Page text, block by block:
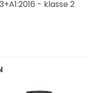
- klasse 2